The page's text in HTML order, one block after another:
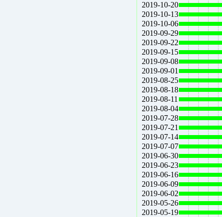
2019-10-20
2019-10-13
2019-10-06
2019-09-29
2019-09-22
2019-09-15
2019-09-08
2019-09-01
2019-08-25
2019-08-18
2019-08-11
2019-08-04
2019-07-28
2019-07-21
2019-07-14
2019-07-07
2019-06-30
2019-06-23
2019-06-16
2019-06-09
2019-06-02
2019-05-26
2019-05-19